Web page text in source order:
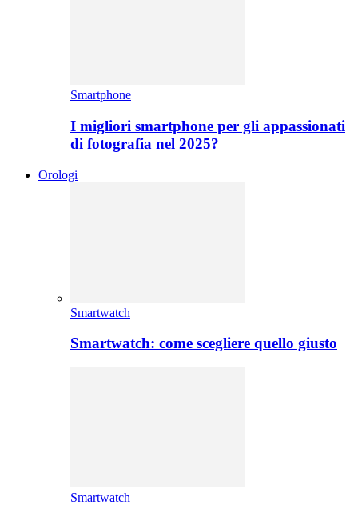
Smartphone
I migliori smartphone per gli appassionati
di fotografia nel 2025?
Orologi
Smartwatch
Smartwatch: come scegliere quello giusto
Smartwatch